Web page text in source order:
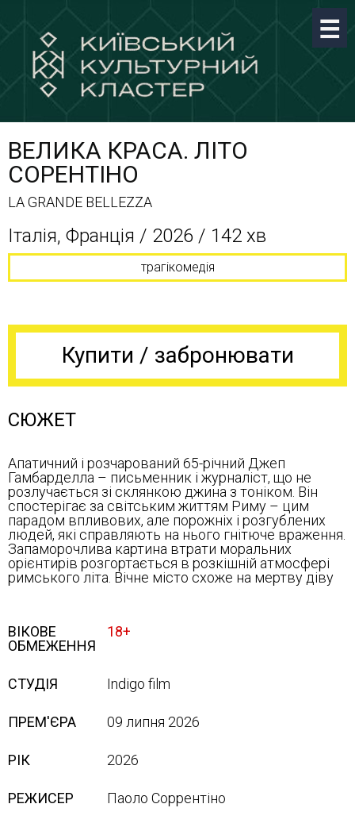
ВЕЛИКА КРАСА. ЛІТО
СОРЕНТІНО
LA GRANDE BELLEZZA
Італія, Франція / 2026 / 142 хв
трагікомедія
Купити / забронювати
СЮЖЕТ
Апатичний і розчарований 65-річний Джеп
Гамбарделла – письменник і журналіст, що не
розлучається зі склянкою джина з тоніком. Він
спостерігає за світським життям Риму – цим
парадом впливових, але порожніх і розгублених
людей, які справляють на нього гнітюче враження.
Запаморочлива картина втрати моральних
орієнтирів розгортається в розкішній атмосфері
римського літа. Вічне місто схоже на мертву діву
ВІКОВЕ
ОБМЕЖЕННЯ
18+
СТУДІЯ Indigo film
ПРЕМ'ЄРА 09 липня 2026
РІК 2026
РЕЖИСЕР Паоло Соррентіно